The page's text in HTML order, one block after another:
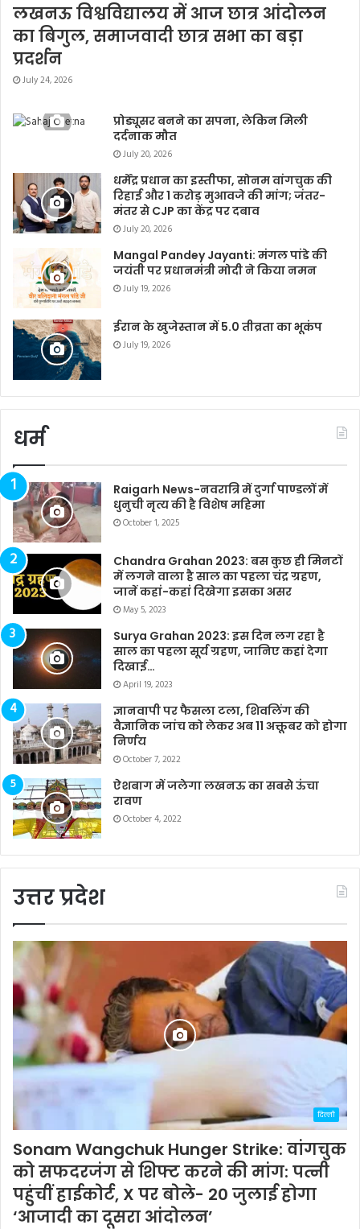
लखनऊ विश्वविद्यालय में आज छात्र आंदोलन
का बिगुल, समाजवादी छात्र सभा का बड़ा
प्रदर्शन
July 24, 2026
प्रोड्यूसर बनने का सपना, लेकिन मिली
दर्दनाक मौत
July 20, 2026
धर्मेंद्र प्रधान का इस्तीफा, सोनम वांगचुक की
रिहाई और 1 करोड़ मुआवजे की मांग; जंतर-
मंतर से CJP का केंद्र पर दबाव
July 20, 2026
Mangal Pandey Jayanti: मंगल पांडे की
जयंती पर प्रधानमंत्री मोदी ने किया नमन
July 19, 2026
ईरान के खुजेस्तान में 5.0 तीव्रता का भूकंप
July 19, 2026
धर्म
Raigarh News-नवरात्रि में दुर्गा पाण्डलों में
धुनुची नृत्य की है विशेष महिमा
October 1, 2025
Chandra Grahan 2023: बस कुछ ही मिनटों
में लगने वाला है साल का पहला चंद्र ग्रहण,
जानें कहां-कहां दिखेगा इसका असर
May 5, 2023
Surya Grahan 2023: इस दिन लग रहा है
साल का पहला सूर्य ग्रहण, जानिए कहां देगा
दिखाई…
April 19, 2023
ज्ञानवापी पर फैसला टला, शिवलिंग की
वैज्ञानिक जांच को लेकर अब 11 अक्तूबर को होगा
निर्णय
October 7, 2022
ऐशबाग में जलेगा लखनऊ का सबसे ऊंचा
रावण
October 4, 2022
उत्तर प्रदेश
दिल्ली
Sonam Wangchuk Hunger Strike: वांगचुक
को सफदरजंग से शिफ्ट करने की मांग: पत्नी
पहुंचीं हाईकोर्ट, X पर बोले- 20 जुलाई होगा
‘आजादी का दूसरा आंदोलन’